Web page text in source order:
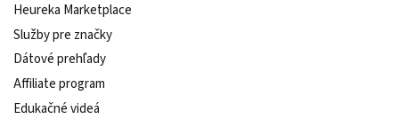
Heureka Marketplace
Služby pre značky
Dátové prehľady
Affiliate program
Edukačné videá